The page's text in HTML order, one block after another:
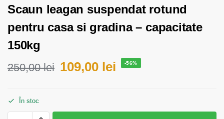
Scaun leagan suspendat rotund
pentru casa si gradina – capacitate
150kg
250,00lei 109,00 lei -56%
În stoc